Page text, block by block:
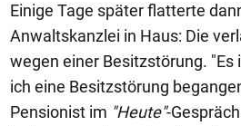
Einige Tage später flatterte
Anwaltskanzlei in Haus: Die
wegen einer Besitzstörung.
ich eine Besitzstörung
Pensionist im "Heute"-